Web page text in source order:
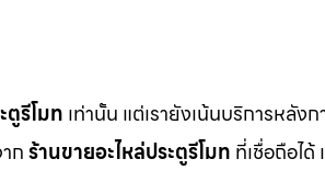
ตูรีโมท เท่านั้น แต่เรายังเน้นบริการหลั
กร้านขายอะไหล่ประตูรีโมท ที่เชื่อถือไ